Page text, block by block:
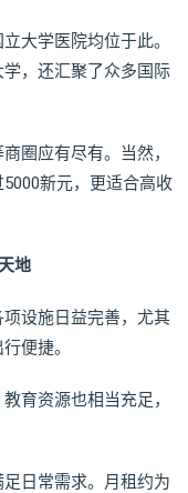
大学医院均位于此。
，还汇聚了众多国际
圈应有尽有。当然，
新元，更适合高收
地
设施日益完善，尤其
便捷。
育资源也相当充足，
日常需求。月租约为